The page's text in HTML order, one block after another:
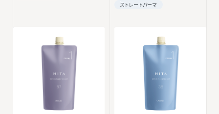
ストレートパーマ